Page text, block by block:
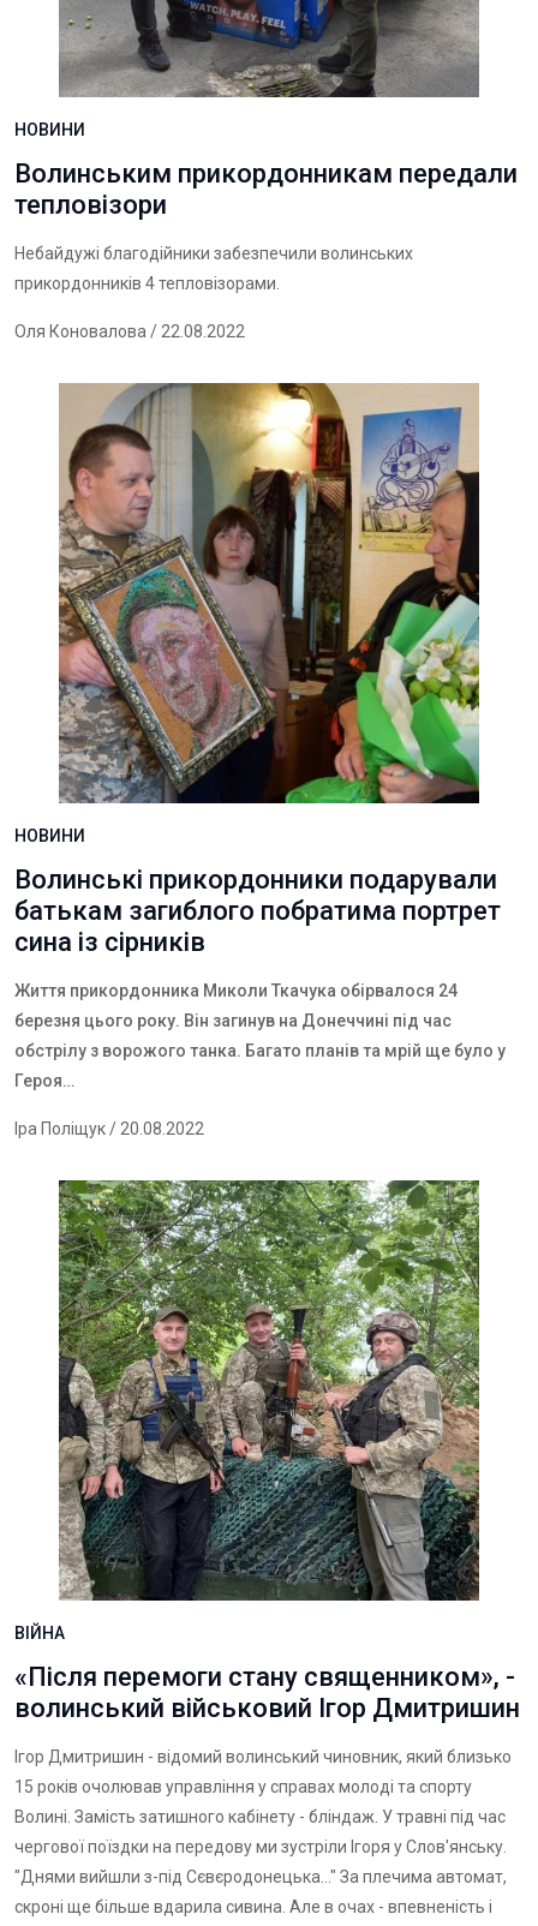
НОВИНИ
Волинським прикордонникам передали
тепловізори
Небайдужі благодійники забезпечили волинських
прикордонників 4 тепловізорами.
Оля Коновалова / 22.08.2022
НОВИНИ
Волинські прикордонники подарували
батькам загиблого побратима портрет
сина із сірників
Життя прикордонника Миколи Ткачука обірвалося 24
березня цього року. Він загинув на Донеччині під час
обстрілу з ворожого танка. Багато планів та мрій ще було у
Героя…
Іра Поліщук/ 20.08.2022
ВІЙНА
«Після перемоги стану священником», -
волинський військовий Ігор Дмитришин
Ігор Дмитришин - відомий волинський чиновник, який близько
15 років очолював управління у справах молоді та спорту
Волині. Замість затишного кабінету - бліндаж. У травні під час
чергової поїздки на передову ми зустріли Ігоря у Слов'янську.
"Днями вийшли з-під Сєвєродонецька..." За плечима автомат,
скроні ще більше вдарила сивина. Але в очах - впевненість і